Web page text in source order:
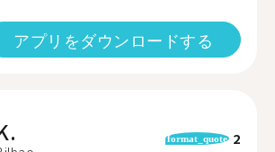
アプリをダウンロードする
format_quote 2